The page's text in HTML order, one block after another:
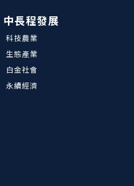
中長程發展
科技農業
生態產業
白金社會
永續經濟